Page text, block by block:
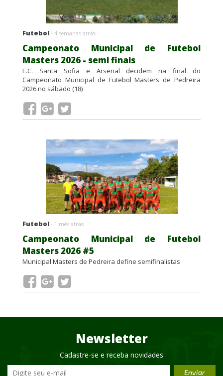
Futebol - 4 semanas atrás
Campeonato Municipal de Futebol
Masters 2026 - semi finais
E.C. Santa Sofia e Arsenal decidem na final do
Campeonato Municipal de Futebol Masters de Pedreira
2026 no sábado (18)
Futebol - 1 mês atrás
Campeonato Municipal de Futebol
Masters 2026 #5
Municipal Masters de Pedreira define semifinalistas
Newsletter
Cadastre-se e receba novidades
Enviar